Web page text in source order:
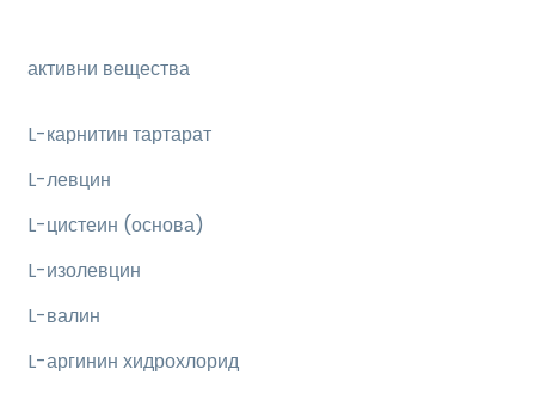
активни вещества
L-карнитин тартарат
L-левцин
L-цистеин (основа)
L-изолевцин
L-валин
L-аргинин хидрохлорид